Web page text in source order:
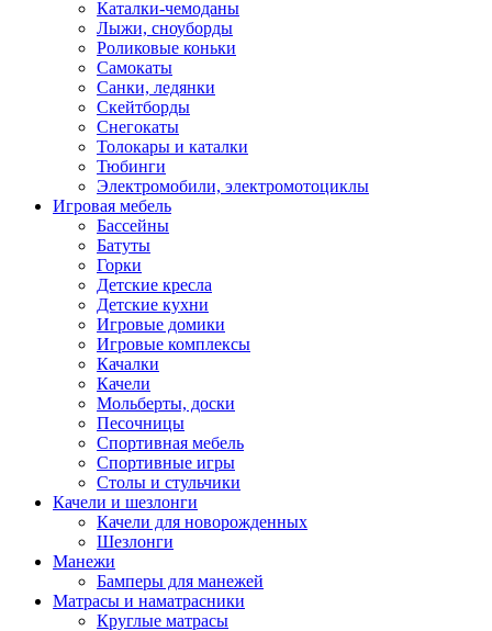
Каталки-чемоданы
Лыжи, сноуборды
Роликовые коньки
Самокаты
Санки, ледянки
Скейтборды
Снегокаты
Толокары и каталки
Тюбинги
Электромобили, электромотоциклы
Игровая мебель
Бассейны
Батуты
Горки
Детские кресла
Детские кухни
Игровые домики
Игровые комплексы
Качалки
Качели
Мольберты, доски
Песочницы
Спортивная мебель
Спортивные игры
Столы и стульчики
Качели и шезлонги
Качели для новорожденных
Шезлонги
Манежи
Бамперы для манежей
Матрасы и наматрасники
Круглые матрасы